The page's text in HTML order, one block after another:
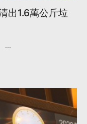
出1.6萬公斤垃
...